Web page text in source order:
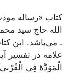
کتاب «رساله
الله حاج سید
ـ می‌باشد. این
علامه در تفسیر
الْمَوَدَّةَ فِي